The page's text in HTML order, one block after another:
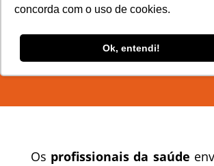
concorda com o uso de cookies.
Ok, entendi!
Pública com Ênfase
Os profissionais da saúde